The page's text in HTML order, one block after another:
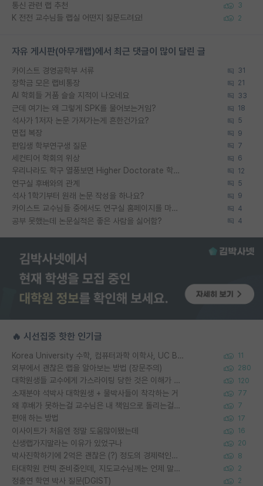
통신 관련 랩 추천 3
K 전전 교수님들 랩실 어떤지 질문드려요! 2
자유 게시판(아무개랩)에서 최근 댓글이 많이 달린 글
카이스트 경영공학부 서류 31
장학금 모은 랩비통장 21
AI 학회들 거품 슬슬 지적이 나오네요 33
근데 여기는 왜 그렇게 SPK를 물어보는거임? 18
석사가 1저자 논문 가져가는게 흔한건가요? 5
면접 복장 9
편입생 학부연구생 질문 7
세컨티어 학회의 위상 6
우리나라도 학구 열풍보면 Higher Doctorate 학위가 필요하다고 봅니다. 12
연구실 후배와의 관계 5
석사 1학기부터 원래 논문 작성을 하나요? 9
카이스트 교수님들 중에서도 연구실 홈페이지를 마련 안 하신 분들이 계시던데 4
공부 못했는데 논문실적은 좋은 사람을 싫어함? 4
🔥 시선집중 핫한 인기글
Korea University 수학, 컴퓨터과학 이학사, UC Berkeley 산업공학 대학원 공학박사가 되는 것은 쉽지 않겠죠? 11
외부에서 괜찮은 랩을 알아보는 방법 (장문주의) 280
대학원생들 교수에게 가스라이팅 당한 것은 이해가 갑니다. 안타깝네요. 120
소재분야 석박사 대학원생 + 물박사들이 착각하는 거 77
왜 후배가 못하는걸 교수님은 내 책임으로 돌리는걸까요? 7
편애 하는 방법 17
이사이트가 처음엔 정말 도움많이됐는데 16
신생랩가지말라는 이유가 있었구나 20
박사진학하기에 2억은 괜찮은 (?) 정도의 경제력인가요 8
타대학원 컨텍 준비중인데, 지도교수님께는 언제 말씀드려야 할까요? 2
정출연 학연 박사 질문(DGIST) 2